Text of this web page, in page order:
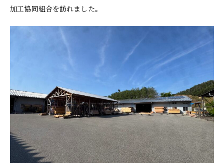
加工協同組合を訪れました。